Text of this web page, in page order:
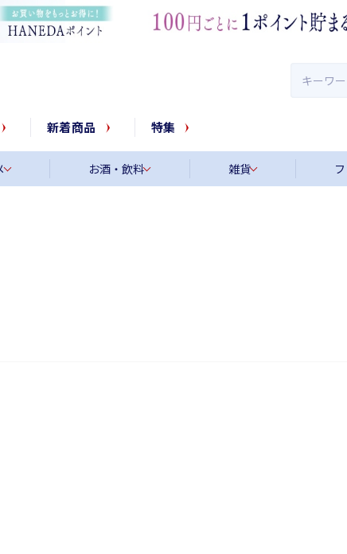
新着商品 特集
お酒・飲料 雑貨